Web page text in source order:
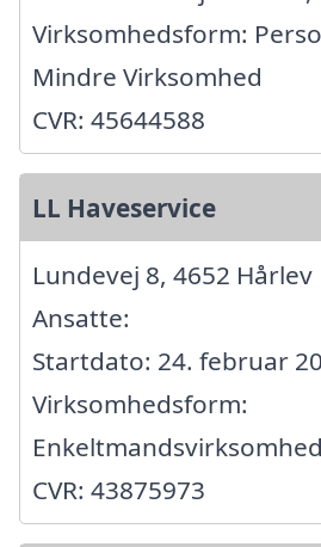
Virksomhedsform:
Mindre Virksomhed
CVR: 45644588
LL Haveservice
Lundevej 8, 4652 Hårlev
Ansatte:
Startdato: 24. februar
Virksomhedsform:
Enkeltmandsvirksomhed
CVR: 43875973